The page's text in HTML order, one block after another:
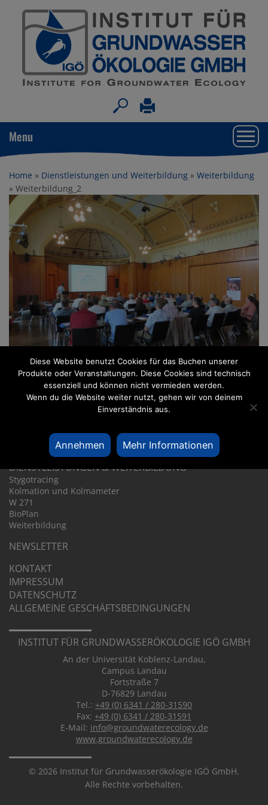
Menu
Home » Dienstleistungen und Weiterbildung » Weiterbildung
» Weiterbildung_2
DIENST­LEIS­TUNGEN & WEITER­BIL­DUNG
Stygo­tra­cing
Kolma­tion und Kolma­meter
W 271
BioPlan
Weiter­bil­dung
NEWSLETTER
KONTAKT
IMPRESSUM
DATEN­SCHUTZ
ALLGE­MEINE GESCHÄFTS­BE­DIN­GUNGEN
INSTITUT FÜR GRUND­WASSER­ÖKOLOGIE IGÖ GMBH
An der Universität Koblenz-Landau,
Campus Landau
Fortstraße 7
D-76829 Landau
Tel.: +49 (0) 6341 / 280-31590
Fax: +49 (0) 6341 / 280-31591
E-Mail: info@groundwaterecology.de
www.groundwaterecology.de
© 2026 Institut für Grundwasserökologie IGÖ GmbH.
Alle Rechte vorbehalten.
Diese Website benutzt Cookies für das Buchen unserer
Produkte oder Veranstaltungen. Diese Cookies sind technisch
essenziell und können nicht vermieden werden.
Wenn du die Website weiter nutzt, gehen wir von deinem
Einverständnis aus.
Annehmen Mehr Informationen